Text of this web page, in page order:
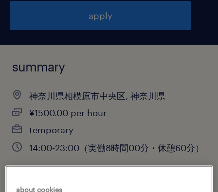
apply
summary
神奈川県相模原市中央区, 神奈川県
¥1500.00 per hour
temporary
14:00-23:00（実働8時間00分・休憩60分）
about cookies